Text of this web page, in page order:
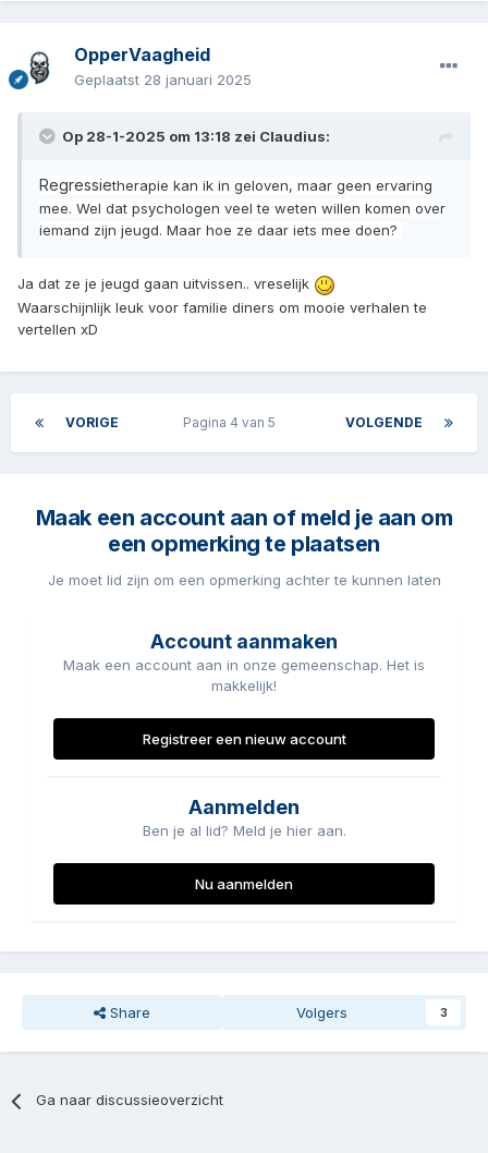
OpperVaagheid
Geplaatst 28 januari 2025
Op 28-1-2025 om 13:18 zei Claudius:
Regressietherapie kan ik in geloven, maar geen ervaring
mee. Wel dat psychologen veel te weten willen komen over
iemand zijn jeugd. Maar hoe ze daar iets mee doen?
Ja dat ze je jeugd gaan uitvissen.. vreselijk
Waarschijnlijk leuk voor familie diners om mooie verhalen te
vertellen xD
VORIGE VOLGENDE
Pagina 4 van 5
Maak een account aan of meld je aan om
een opmerking te plaatsen
Je moet lid zijn om een opmerking achter te kunnen laten
Account aanmaken
Maak een account aan in onze gemeenschap. Het is
makkelijk!
Registreer een nieuw account
Aanmelden
Ben je al lid? Meld je hier aan.
Nu aanmelden
Share Volgers 3
Ga naar discussieoverzicht